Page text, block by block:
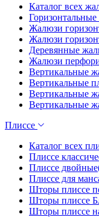
Каталог всех
Жалюзи
Жалюзи
Деревянные
Жалюзи
Вертикальные
Вертикальные
Вертикальные
Вертикальные
Плиссе
Каталог всех
Плиссе
Плиссе
Плиссе для
Шторы плиссе
Шторы плиссе
Шторы плиссе